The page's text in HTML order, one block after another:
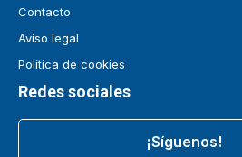
Contacto
Aviso legal
Política de cookies
Redes sociales
¡Síguenos!